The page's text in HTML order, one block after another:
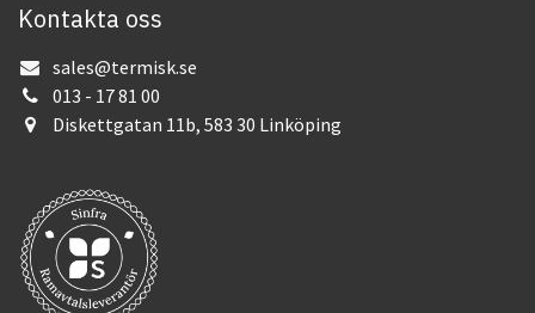
Kontakta oss
sales@termisk.se
013 - 17 81 00
Diskettgatan 11b, 583 30 Linköping